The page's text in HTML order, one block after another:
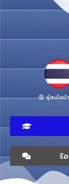
ผู้สนใจเข้
ร้